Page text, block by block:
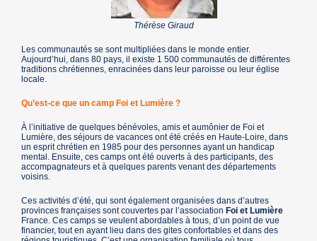
Thérèse Giraud
Les communautés se sont multipliées dans le monde entier.
Aujourd’hui, dans 80 pays, il existe 1 500 communautés de différentes
traditions chrétiennes, enracinées dans leur paroisse ou leur église
locale.
Qu’est-ce que un camp Foi et Lumière ?
À l’initiative de quelques bénévoles, amis et aumônier de Foi et
Lumière, des séjours de vacances ont été créés en Haute-Loire, dans
un esprit chrétien en 1985 pour des personnes ayant un handicap
mental. Ensuite, ces camps ont été ouverts à des participants, des
accompagnateurs et à quelques parents venant des départements
voisins.
Ces activités d’été, qui sont également organisées dans d’autres
provinces françaises sont couvertes par l’associationFoi et Lumière
France. Ces camps se veulent abordables à tous, d’un point de vue
financier, tout en ayant lieu dans des gites confortables et dans des